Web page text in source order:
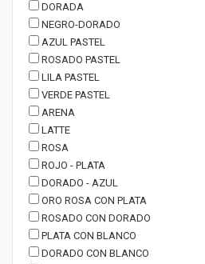
DORADA
NEGRO-DORADO
AZUL PASTEL
ROSADO PASTEL
LILA PASTEL
VERDE PASTEL
ARENA
LATTE
ROSA
ROJO - PLATA
DORADO - AZUL
ORO ROSA CON PLATA
ROSADO CON DORADO
PLATA CON BLANCO
DORADO CON BLANCO